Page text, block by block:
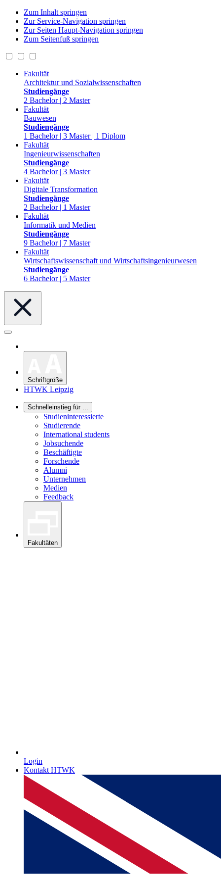
Zum Inhalt springen
Zur Service-Navigation springen
Zur Seiten Haupt-Navigation springen
Zum Seitenfuß springen
Fakultät
Architektur und Sozialwissenschaften
Studiengänge
2 Bachelor | 2 Master
Fakultät
Bauwesen
Studiengänge
1 Bachelor | 3 Master | 1 Diplom
Fakultät
Ingenieurwissenschaften
Studiengänge
4 Bachelor | 3 Master
Fakultät
Digitale Transformation
Studiengänge
2 Bachelor | 1 Master
Fakultät
Informatik und Medien
Studiengänge
9 Bachelor | 7 Master
Fakultät
Wirtschaftswissenschaft und Wirtschaftsingenieurwesen
Studiengänge
6 Bachelor | 5 Master
Schriftgröße
HTWK Leipzig
Schnelleinstieg für ...
Studieninteressierte
Studierende
International students
Jobsuchende
Beschäftigte
Forschende
Alumni
Unternehmen
Medien
Feedback
Fakultäten
Login
Kontakt HTWK